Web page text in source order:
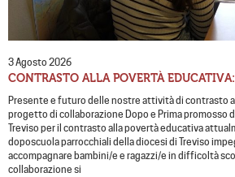
3 Agosto 2026
CONTRASTO ALLA POVERTÀ
Presente e futuro delle nostre attività di contrasto
progetto di collaborazione Dopo e Prima promosso
Treviso per il contrasto alla povertà educativa
doposcuola parrocchiali della diocesi di Treviso
accompagnare bambini/e e ragazzi/e in difficoltà
collaborazione si